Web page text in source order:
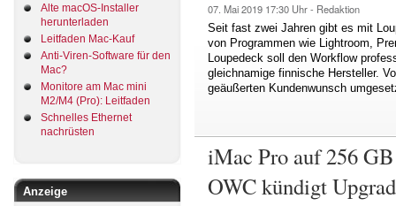
Alte macOS-Installer
herunterladen
Leitfaden Mac-Kauf
Anti-Viren-Software für den
Mac?
Monitore am Mac mini
M2/M4 (Pro): Leitfaden
Schnelles Ethernet
nachrüsten
Anzeige
07. Mai 2019 17:30 Uhr - Redaktion
Seit fast zwei Jahren gibt es mit
von Programmen wie Lightroom,
Loupedeck soll den Workflow
gleichnamige finnische Hersteller.
geäußerten Kundenwunsch
iMac Pro auf 256
OWC kündigt